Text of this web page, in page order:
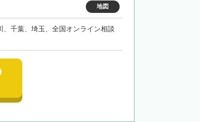
地図
、千葉、埼玉、全国オンライン相談